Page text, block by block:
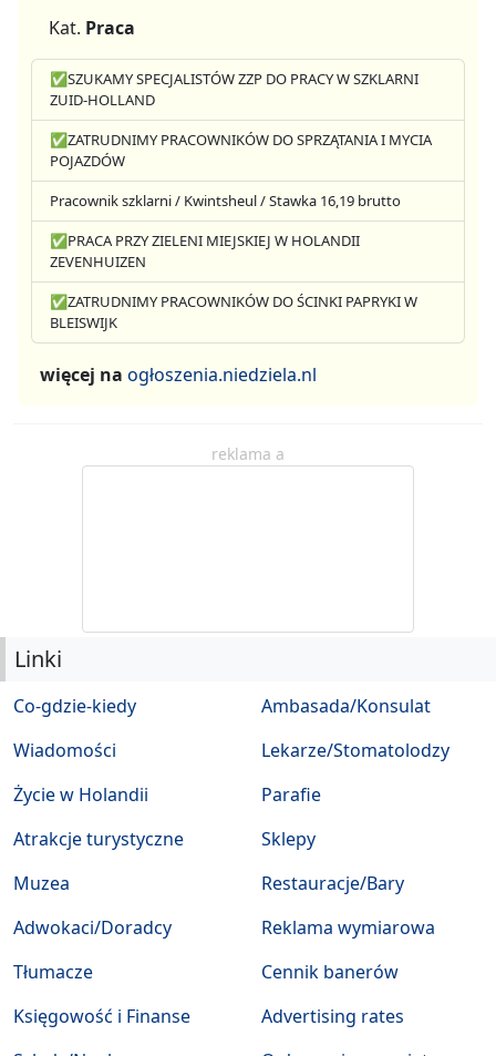
Kat. Praca
✅SZUKAMY SPECJALISTÓW ZZP DO PRACY W SZKLARNI
ZUID-HOLLAND
✅ZATRUDNIMY PRACOWNIKÓW DO SPRZĄTANIA I MYCIA
POJAZDÓW
Pracownik szklarni / Kwintsheul / Stawka 16,19 brutto
✅PRACA PRZY ZIELENI MIEJSKIEJ W HOLANDII
ZEVENHUIZEN
✅ZATRUDNIMY PRACOWNIKÓW DO ŚCINKI PAPRYKI W
BLEISWIJK
więcej na ogłoszenia.niedziela.nl
reklama a
Linki
Co-gdzie-kiedy
Wiadomości
Życie w Holandii
Atrakcje turystyczne
Muzea
Ambasada/Konsulat
Lekarze/Stomatolodzy
Parafie
Sklepy
Restauracje/Bary
Adwokaci/Doradcy
Tłumacze
Księgowość i Finanse
Reklama wymiarowa
Cennik banerów
Advertising rates